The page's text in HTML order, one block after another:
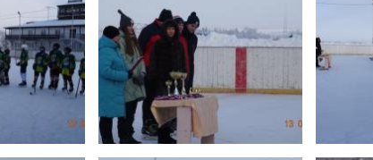
Квалификационные требования
Порядок поступления на МС
Вакантные должности
Контактная информация
Перечень мероприятий по
Перечень мероприятий по